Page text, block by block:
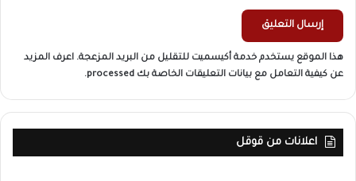
هذا الموقع يستخدم خدمة أكيسميت للتقليل من البريد المزعجة. اعرف المزيد
عن كيفية التعامل مع بيانات التعليقات الخاصة بك processed
.
اعلانات من قوقل